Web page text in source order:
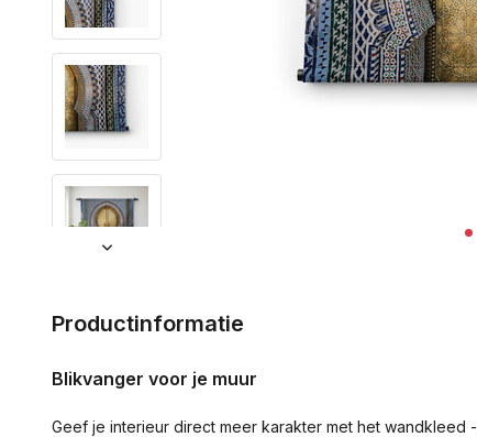
Productinformatie
Blikvanger voor je muur
Geef je interieur direct meer karakter met het wandkleed -